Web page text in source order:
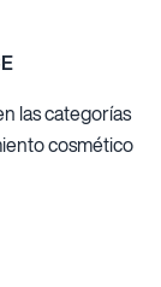
las categorías
cosmético